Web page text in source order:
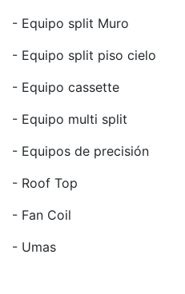
- Equipo split Muro
- Equipo split piso cielo
- Equipo cassette
- Equipo multi split
- Equipos de precisión
- Roof Top
- Fan Coil
- Umas